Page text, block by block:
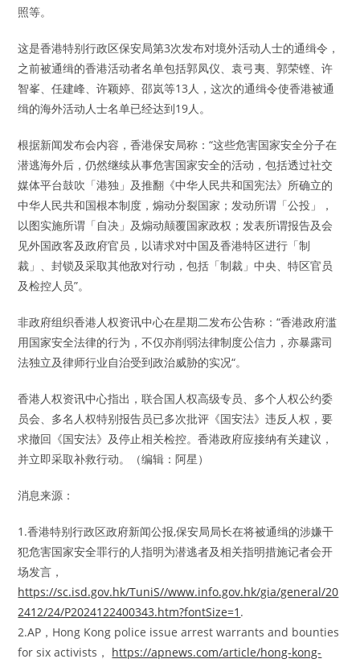
照等。
这是香港特别行政区保安局第3次发布对境外活动人士的通缉令，
之前被通缉的香港活动者名单包括郭凤仪、袁弓夷、郭荣铿、许
智峯、任建峰、许颖婷、邵岚等13人，这次的通缉令使香港被通
缉的海外活动人士名单已经达到19人。
根据新闻发布会内容，香港保安局称：“这些危害国家安全分子在
潜逃海外后，仍然继续从事危害国家安全的活动，包括透过社交
媒体平台鼓吹「港独」及推翻《中华人民共和国宪法》所确立的
中华人民共和国根本制度，煽动分裂国家；发动所谓「公投」，
以图实施所谓「自决」及煽动颠覆国家政权；发表所谓报告及会
见外国政客及政府官员，以请求对中国及香港特区进行「制
裁」、封锁及采取其他敌对行动，包括「制裁」中央、特区官员
及检控人员”。
非政府组织香港人权资讯中心在星期二发布公告称：“香港政府滥
用国家安全法律的行为，不仅亦削弱法律制度公信力，亦暴露司
法独立及律师行业自治受到政治威胁的实况“。
香港人权资讯中心指出，联合国人权高级专员、多个人权公约委
员会、多名人权特别报告员已多次批评《国安法》违反人权，要
求撤回《国安法》及停止相关检控。香港政府应接纳有关建议，
并立即采取补救行动。（编辑：阿星）
消息来源：
1.香港特别行政区政府新闻公报,保安局局长在将被通缉的涉嫌干
犯危害国家安全罪行的人指明为潜逃者及相关指明措施记者会开
场发言，
https://sc.isd.gov.hk/TuniS//www.info.gov.hk/gia/general/20
2412/24/P2024122400343.htm?fontSize=1 .
2.AP，Hong Kong police issue arrest warrants and bounties
for six activists， https://apnews.com/article/hong-kong-